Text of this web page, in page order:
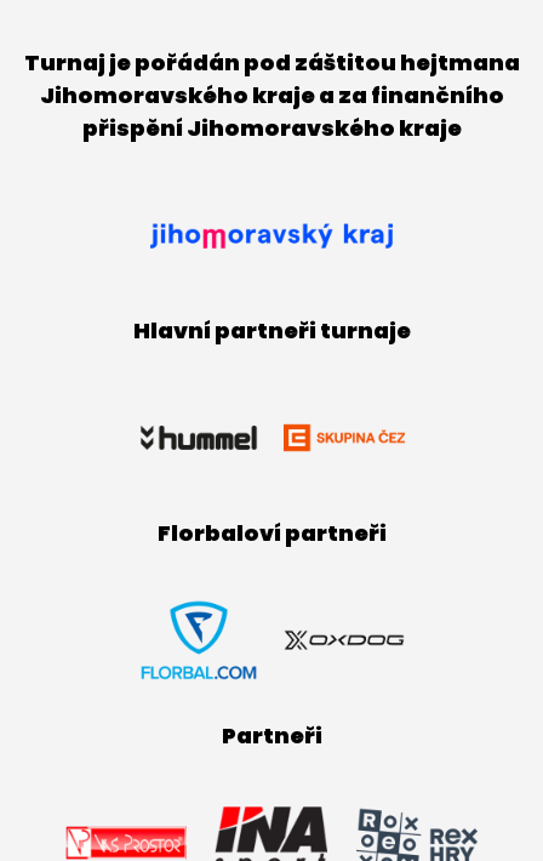
Turnaj je pořádán pod záštitou hejtmana
Jihomoravského kraje a za finančního
přispění Jihomoravského kraje
Hlavní partneři turnaje
Florbaloví partneři
Partneři